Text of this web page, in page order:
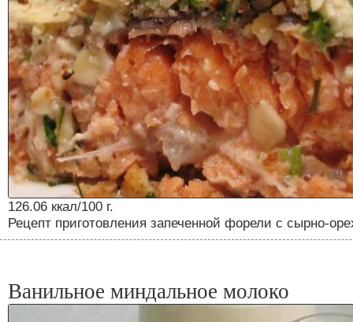
126.06 ккал/100 г.
Рецепт приготовления запеченной форели с сырно-
Ванильное миндальное молоко